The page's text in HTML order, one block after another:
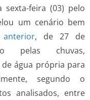
sexta-feira (03) pelo
um cenário bem
anterior, de 27 de
pelas chuvas,
água própria para
segundo o
analisados, entre